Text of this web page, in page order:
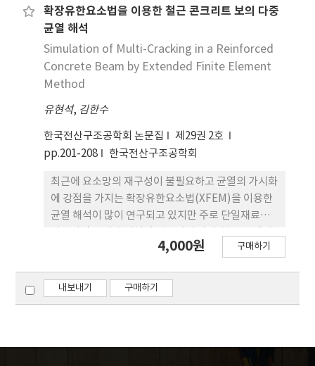
부상공극제어기법을 적용하여도 현재까지 제안된 자
기부상열차 설계 기준을 충분히 만족함을 확인하였
다. 즉, 현재 제안된 자기부상열차 가이드웨이 구조물
의 설계 기준을 보완하여 안전하면서도 경제적인 구
조물의 건설이 가능해질 것으로 예상된다.
확장유한요소법을 이용한 철근 콘크리트 보의 다중
균열 해석
Simulation of Multi-Cracking in a Reinforced
Concrete Beam by Extended Finite Element
Method
유현석, 김한수
한국전산구조공학회 논문집
제29권 2호
pp.201-208
한국전산구조공학회
최근에 요소망의 재구성이 불필요하고 균열의 가시화
에 강점을 가지는 확장유한요소법(XFEM)을 이용한
균열 해석이 많이 연구되고 있지만 주로 단일재료로
는 복합재료 부재인 철근콘크리트보의 다중균열 해석
살펴보았다. 확장유한요소해석 기능이 탑재된 상용해
석프로그램인 ABAQUS를 사용하여 균열해석을 수
우 균열의 불연속성이 나타나지 않은 부가자유도 잠
4,000원 구매하기
내보내기 구매하기